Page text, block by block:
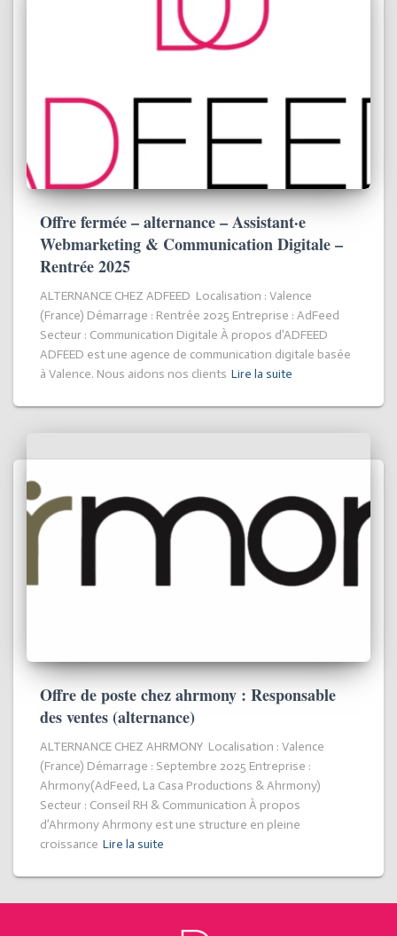
Offre fermée – alternance – Assistant·e
Webmarketing & Communication Digitale –
Rentrée 2025
ALTERNANCE CHEZ ADFEED Localisation : Valence
(France) Démarrage : Rentrée 2025 Entreprise : AdFeed
Secteur : Communication Digitale À propos d’ADFEED
ADFEED est une agence de communication digitale basée
à Valence. Nous aidons nos clients Lire la suite
Offre de poste chez ahrmony : Responsable
des ventes (alternance)
ALTERNANCE CHEZ AHRMONY Localisation : Valence
(France) Démarrage : Septembre 2025 Entreprise :
Ahrmony(AdFeed, La Casa Productions & Ahrmony)
Secteur : Conseil RH & Communication À propos
d’Ahrmony Ahrmony est une structure en pleine
croissance Lire la suite